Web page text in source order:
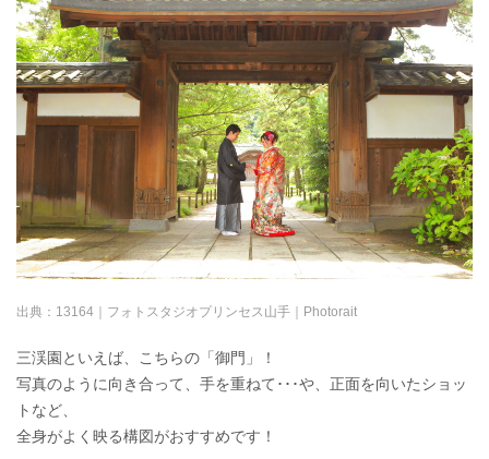
出典： 13164｜フォトスタジオプリンセス山手｜Photorait
三渓園といえば、こちらの「御門」！
写真のように向き合って、手を重ねて･･･や、正面を向いたショッ
トなど、
全身がよく映る構図がおすすめです！